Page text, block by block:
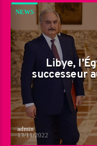
NEWS
Libye,
successeur
admin
13/11/2022